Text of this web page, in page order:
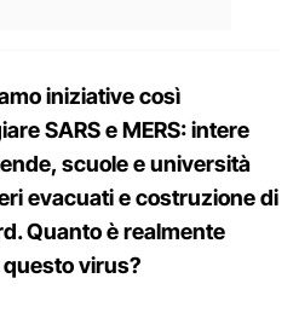
iniziative così
SARS e MERS: intere
scuole e università
evacuati e costruzione di
Quanto è realmente
virus?